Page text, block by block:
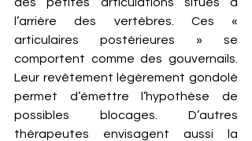
l’arrière des vertèbres. Ces «
articulaires postérieures » se
comportent comme des gouvernails.
Leur revêtement légèrement gondolé
permet d’émettre l’hypothèse de
possibles blocages. D’autres
thérapeutes envisagent aussi la